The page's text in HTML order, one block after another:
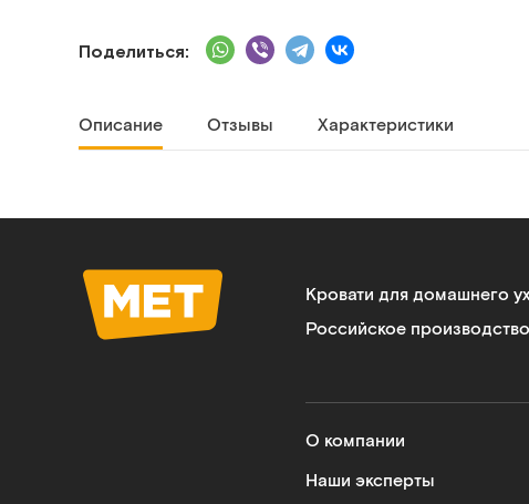
Поделиться:
Описание Отзывы Характеристики
Кровати для домашнего
Российское производство
О компании
Наши эксперты